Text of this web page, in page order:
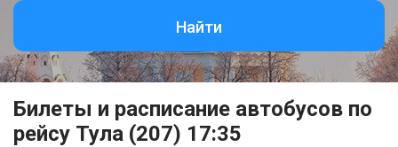
Найти
Билеты и расписание автобусов по
рейсу Тула (207) 17:35